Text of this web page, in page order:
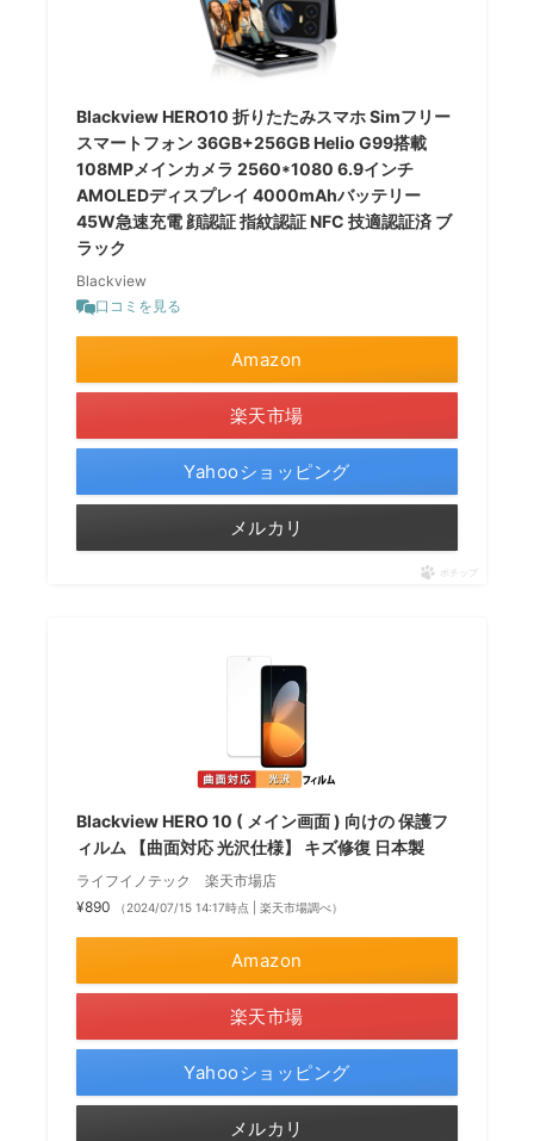
Blackview HERO10 折りたたみスマホ Simフリー
スマートフォン 36GB+256GB Helio G99搭載
108MPメインカメラ 2560*1080 6.9インチ
AMOLEDディスプレイ 4000mAhバッテリー
45W急速充電 顔認証 指紋認証 NFC 技適認証済 ブ
ラック
Blackview
口コミを見る
Amazon
楽天市場
Yahooショッピング
メルカリ
ポチップ
Blackview HERO 10 ( メイン画面 ) 向けの 保護フ
ィルム 【曲面対応 光沢仕様】 キズ修復 日本製
ライフイノテック 楽天市場店
¥890
（2024/07/15 14:17時点 | 楽天市場調べ）
Amazon
楽天市場
Yahooショッピング
メルカリ